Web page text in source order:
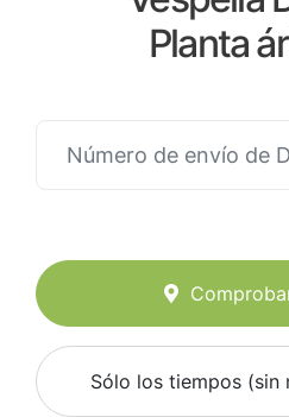
Planta
Sólo los tiempos (sin